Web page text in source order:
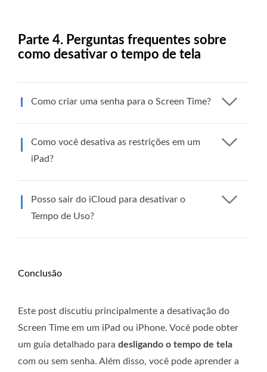
Parte 4. Perguntas frequentes sobre
como desativar o tempo de tela
Como criar uma senha para o Screen Time?
Como você desativa as restrições em um
iPad?
Posso sair do iCloud para desativar o
Tempo de Uso?
Conclusão
Este post discutiu principalmente a desativação do
Screen Time em um iPad ou iPhone. Você pode obter
um guia detalhado para desligando o tempo de tela
com ou sem senha. Além disso, você pode aprender a